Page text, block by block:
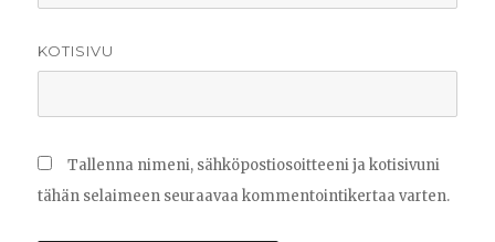
KOTISIVU
Tallenna nimeni, sähköpostiosoitteeni ja kotisivuni
tähän selaimeen seuraavaa kommentointikertaa varten.